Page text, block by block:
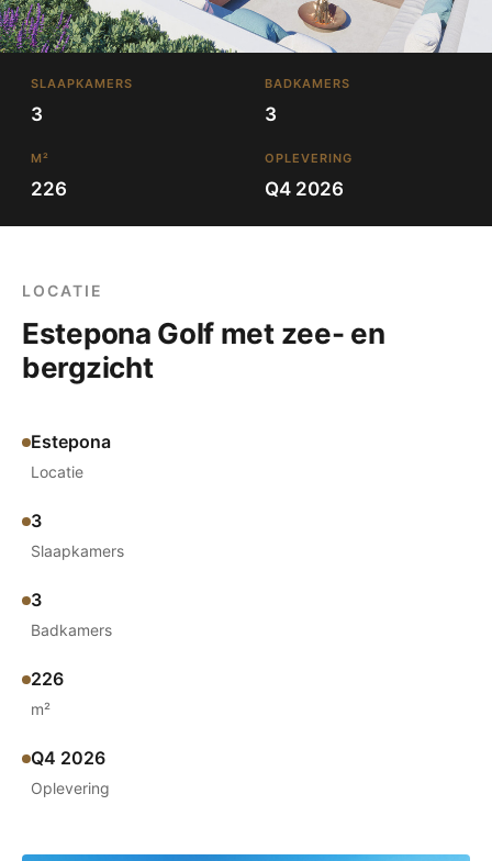
SLAAPKAMERS
3
BADKAMERS
3
M²
226
OPLEVERING
Q4 2026
LOCATIE
Estepona Golf met zee- en
bergzicht
Estepona
Locatie
3
Slaapkamers
3
Badkamers
226
m²
Q4 2026
Oplevering